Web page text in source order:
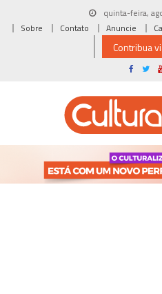
quinta-feira,
Sobre
Contato Anuncie
Contribua